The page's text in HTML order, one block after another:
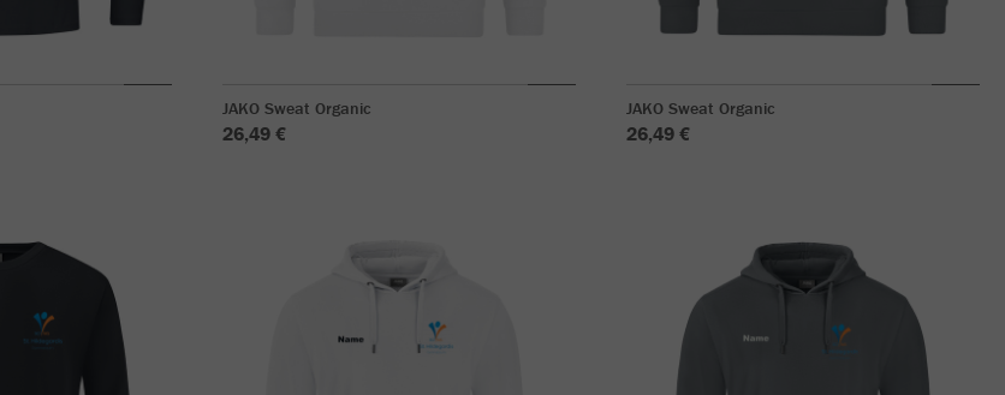
JAKO Sweat Organic
26,49 €
JAKO Sweat Organic
26,49 €